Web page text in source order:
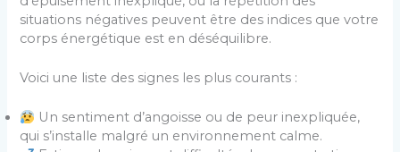
situations négatives peuvent être des indices que votre
corps énergétique est en déséquilibre.
Voici une liste des signes les plus courants :
Un sentiment d’angoisse ou de peur inexpliquée,
qui s’installe malgré un environnement calme.